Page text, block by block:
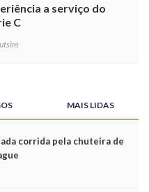
a serviço do
C
MAIS LIDAS
corrida pela chuteira de